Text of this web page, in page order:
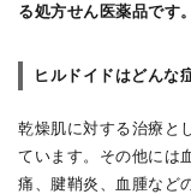
る処方せん医薬品です。
ヒルドイドはどんな
乾燥肌に対する治療と
ています。その他には
痛、腱鞘炎、血腫など